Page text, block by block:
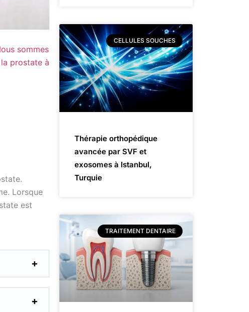
sommes
prostate à
Lorsque
est
CELLULES SOUCHES
Thérapie orthopédique
avancée par SVF et
exosomes à Istanbul,
Turquie
TRAITEMENT DENTAIRE